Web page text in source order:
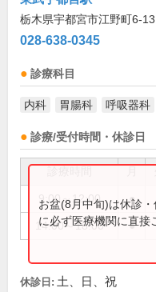
栃木県宇都宮市江野町6-13
028-638-0345
診療科目
内科 胃腸科 呼吸器科
診療/受付時間・休診日
9:00～12:00 ●
14:00～18:00 ●
お盆(8月中旬)は休診
に必ず医療機関に直接
休診日: 土、日、祝